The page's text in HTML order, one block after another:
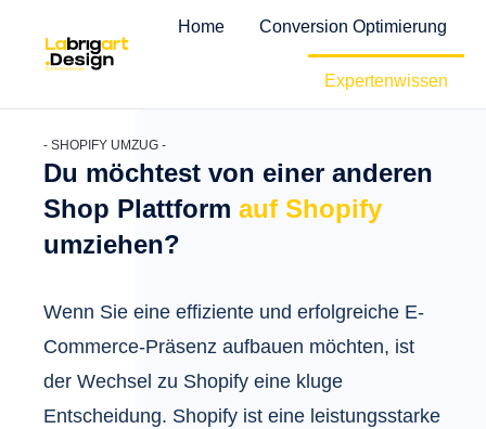
Home Conversion Optimierung
Expertenwissen
Shopify Migration
- SHOPIFY UMZUG -
Du möchtest von einer anderen
Shop Plattform auf Shopify
umziehen?
Wenn Sie eine effiziente und erfolgreiche E-
Commerce-Präsenz aufbauen möchten, ist
der Wechsel zu Shopify eine kluge
Entscheidung. Shopify ist eine leistungsstarke